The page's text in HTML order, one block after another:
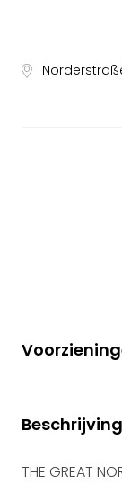
Beschrijving
THE GREAT